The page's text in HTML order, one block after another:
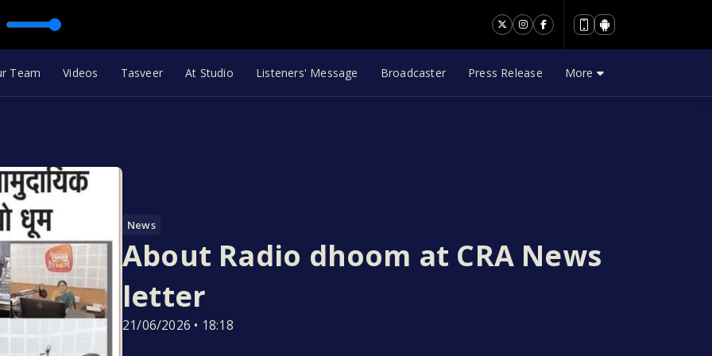
Team Videos Tasveer At Studio Listeners' Message Broadcaster Press Release More
News
21/06/2026 • 18:18
About Radio dhoom at CRA News
letter